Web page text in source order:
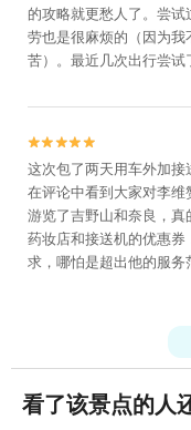
的攻略就更愁人了。尝
劳也是很麻烦的（因为
苦）。最近几次出行尝试
为生活在当地很熟悉当
程中还体验到一些跟团
会袭击你哈哈哈哈哈~买
哈~开心~


这次包了两天用车外加
在评论中看到大家对李
游览了吉野山和奈良，
药妆店和接送机的优惠
求，哪怕是超出他的服
途中还兼任了我们的向
生，也都服务得非常周
他们都耐心等待，一点
官，以后去日本还会继续
看了该景点的人